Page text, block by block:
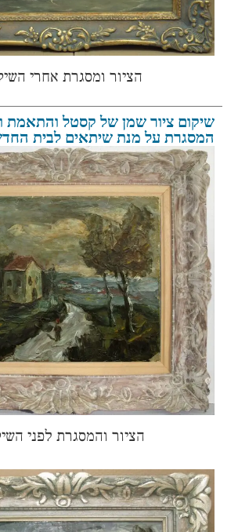
הציור ומסגרת אחרי
שיקום ציור שמן של קסטל והתאמת
המסגרת על מנת שיתאים לבית
הציור והמסגרת לפני